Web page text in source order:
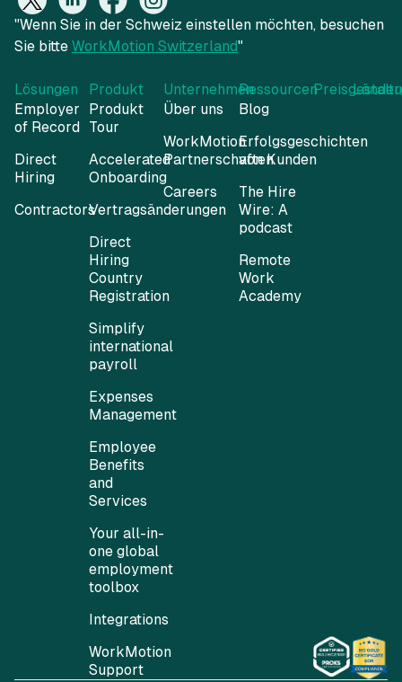
"Wenn Sie in der Schweiz einstellen möchten, besuchen
Sie bitte WorkMotion Switzerland"
Lösungen
Employer
of Record
Direct
Hiring
Contractors
Produkt
Produkt
Tour
Accelerated
Onboarding
Vertragsänderungen
Direct
Hiring
Country
Registration
Simplify
international
payroll
Expenses
Management
Employee
Benefits
and
Services
Your all-in-
one global
employment
toolbox
Integrations
WorkMotion
Support
Unternehmen
Über uns
WorkMotion
Partnerschaften
Careers
Ressourcen
Blog
Erfolgsgeschichten
von Kunden
The Hire
Wire: A
podcast
Remote
Work
Academy